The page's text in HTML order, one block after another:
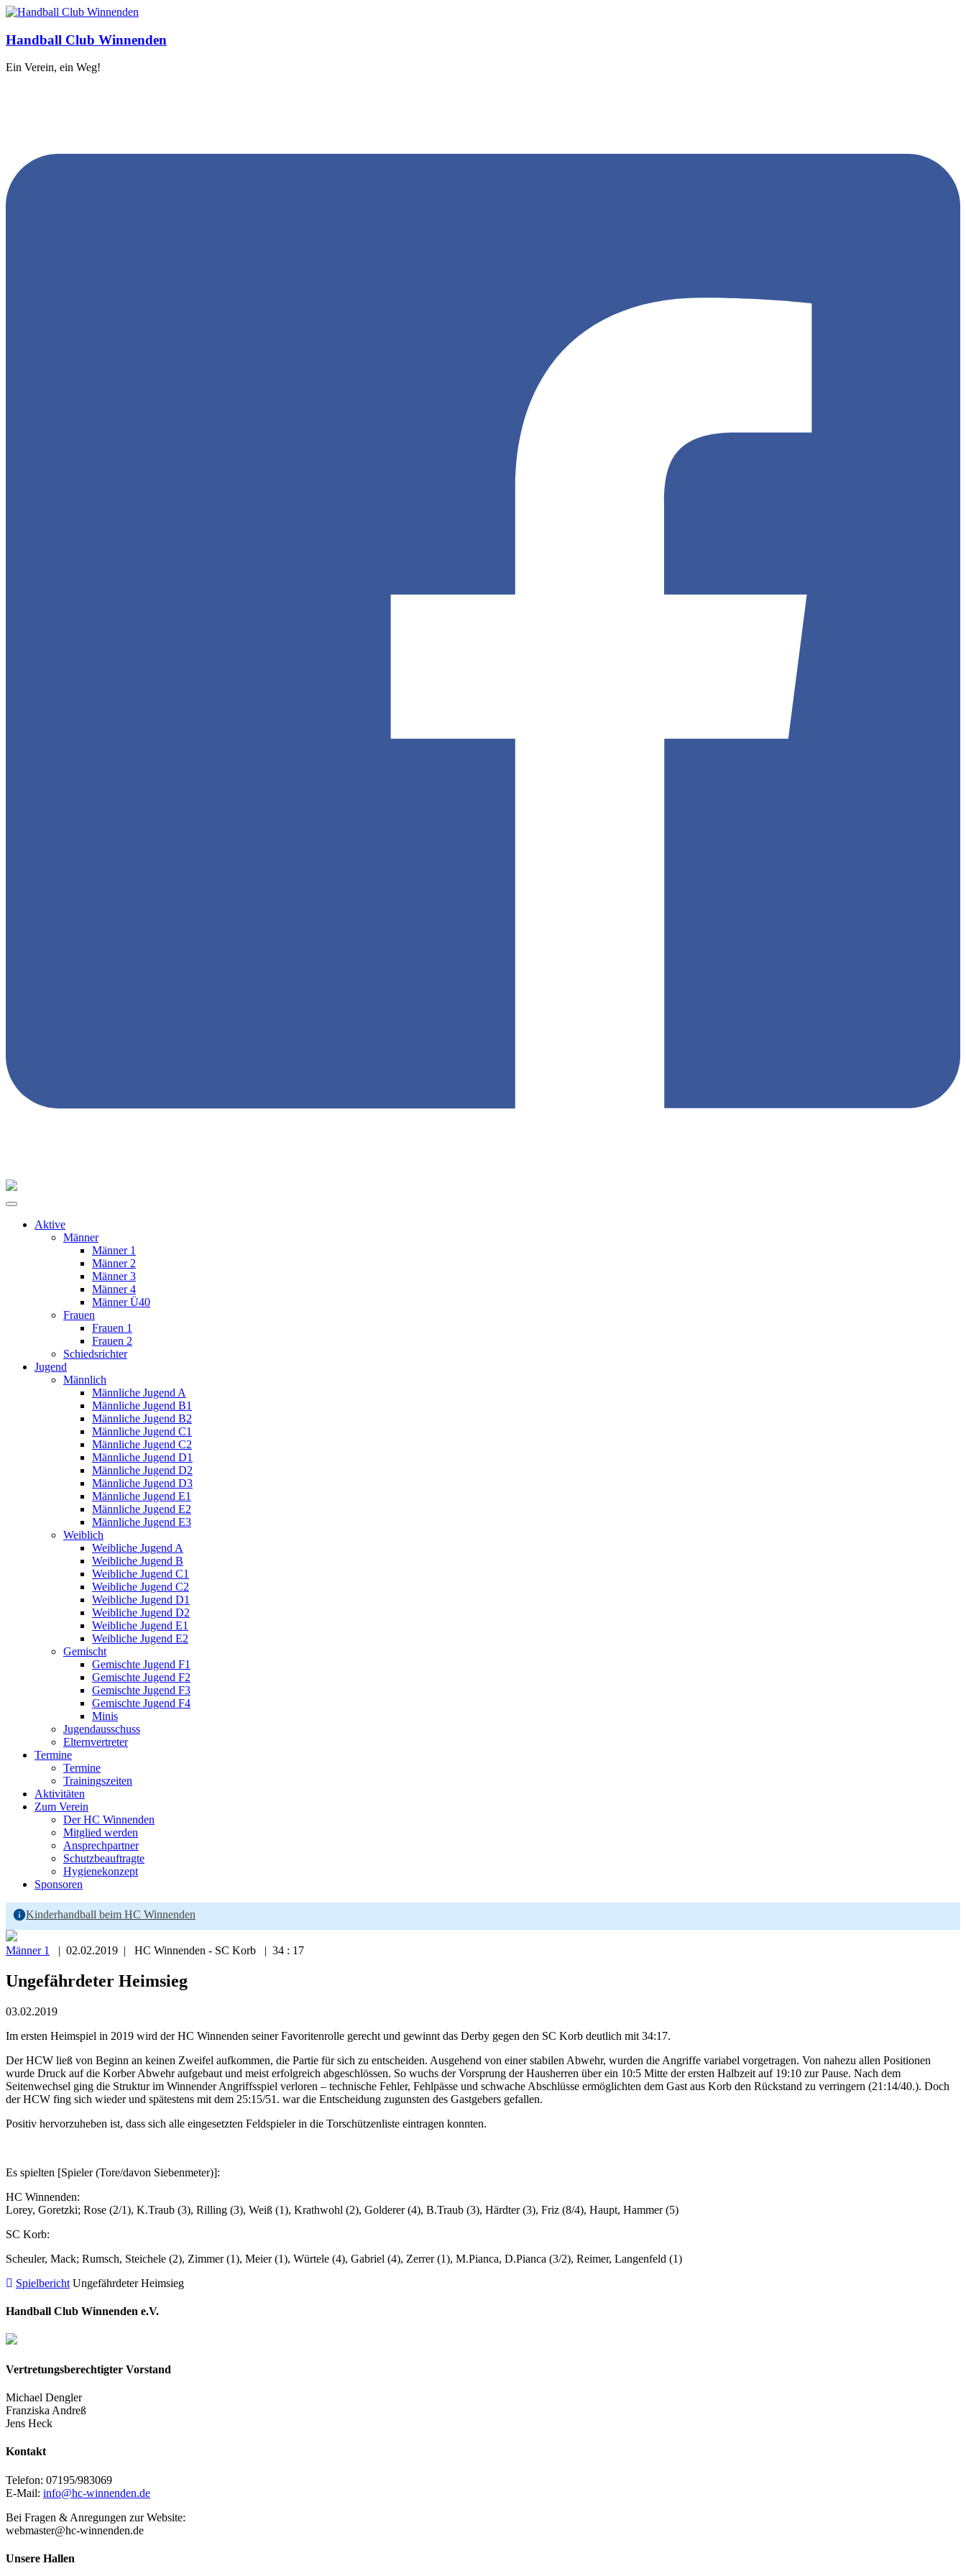
Handball Club Winnenden
Ein Verein, ein Weg!
Aktive
Männer
Männer 1
Männer 2
Männer 3
Männer 4
Männer Ü40
Frauen
Frauen 1
Frauen 2
Schiedsrichter
Jugend
Männlich
Männliche Jugend A
Männliche Jugend B1
Männliche Jugend B2
Männliche Jugend C1
Männliche Jugend C2
Männliche Jugend D1
Männliche Jugend D2
Männliche Jugend D3
Männliche Jugend E1
Männliche Jugend E2
Männliche Jugend E3
Weiblich
Weibliche Jugend A
Weibliche Jugend B
Weibliche Jugend C1
Weibliche Jugend C2
Weibliche Jugend D1
Weibliche Jugend D2
Weibliche Jugend E1
Weibliche Jugend E2
Gemischt
Gemischte Jugend F1
Gemischte Jugend F2
Gemischte Jugend F3
Gemischte Jugend F4
Minis
Jugendausschuss
Elternvertreter
Termine
Termine
Trainingszeiten
Aktivitäten
Zum Verein
Der HC Winnenden
Mitglied werden
Ansprechpartner
Schutzbeauftragte
Hygienekonzept
Sponsoren
Kinderhandball beim HC Winnenden
Männer 1 | 02.02.2019 | HC Winnenden - SC Korb | 34 : 17
Ungefährdeter Heimsieg
03.02.2019
Im ersten Heimspiel in 2019 wird der HC Winnenden seiner Favoritenrolle gerecht und gewinnt das Derby gegen den SC Korb deutlich mit 34:17.
Der HCW ließ von Beginn an keinen Zweifel aufkommen, die Partie für sich zu entscheiden. Ausgehend von einer stabilen Abwehr, wurden die Angriffe variabel vorgetragen. Von nahezu allen Positionen
wurde Druck auf die Korber Abwehr aufgebaut und meist erfolgreich abgeschlössen. So wuchs der Vorsprung der Hausherren über ein 10:5 Mitte der ersten Halbzeit auf 19:10 zur Pause. Nach dem
Seitenwechsel ging die Struktur im Winnender Angriffsspiel verloren – technische Fehler, Fehlpässe und schwache Abschlüsse ermöglichten dem Gast aus Korb den Rückstand zu verringern (21:14/40.). Doch
der HCW fing sich wieder und spätestens mit dem 25:15/51. war die Entscheidung zugunsten des Gastgebers gefallen.
Positiv hervorzuheben ist, dass sich alle eingesetzten Feldspieler in die Torschützenliste eintragen konnten.
Es spielten [Spieler (Tore/davon Siebenmeter)]:
HC Winnenden:
Lorey, Goretzki; Rose (2/1), K.Traub (3), Rilling (3), Weiß (1), Krathwohl (2), Golderer (4), B.Traub (3), Härdter (3), Friz (8/4), Haupt, Hammer (5)
SC Korb:
Scheuler, Mack; Rumsch, Steichele (2), Zimmer (1), Meier (1), Würtele (4), Gabriel (4), Zerrer (1), M.Pianca, D.Pianca (3/2), Reimer, Langenfeld (1)
Spielbericht Ungefährdeter Heimsieg
Handball Club Winnenden e.V.
Vertretungsberechtigter Vorstand
Michael Dengler
Franziska Andreß
Jens Heck
Kontakt
Telefon: 07195/983069
E-Mail: info@hc-winnenden.de
Bei Fragen & Anregungen zur Website:
webmaster@hc-winnenden.de
Unsere Hallen